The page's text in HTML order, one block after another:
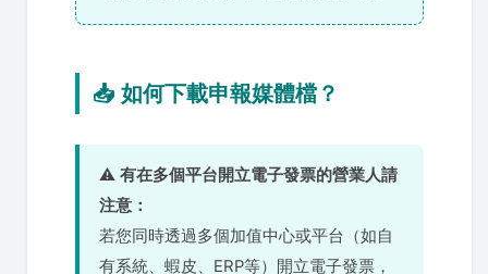
📥 如何下載申報媒體檔？
⚠️ 有在多個平台開立電子發票的營業人請
注意：
若您同時透過多個加值中心或平台（如自
有系統、蝦皮、ERP等）開立電子發票，